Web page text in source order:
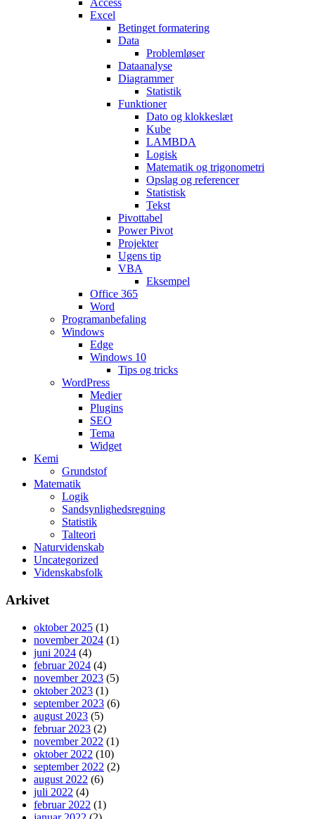
Access
Excel
Betinget formatering
Data
Problemløser
Dataanalyse
Diagrammer
Statistik
Funktioner
Dato og klokkeslæt
Kube
LAMBDA
Logisk
Matematik og trigonometri
Opslag og referencer
Statistisk
Tekst
Pivottabel
Power Pivot
Projekter
Ugens tip
VBA
Eksempel
Office 365
Word
Programanbefaling
Windows
Edge
Windows 10
Tips og tricks
WordPress
Medier
Plugins
SEO
Tema
Widget
Kemi
Grundstof
Matematik
Logik
Sandsynlighedsregning
Statistik
Talteori
Naturvidenskab
Uncategorized
Videnskabsfolk
Arkivet
oktober 2025 (1)
november 2024 (1)
juni 2024 (4)
februar 2024 (4)
november 2023 (5)
oktober 2023 (1)
september 2023 (6)
august 2023 (5)
februar 2023 (2)
november 2022 (1)
oktober 2022 (10)
september 2022 (2)
august 2022 (6)
juli 2022 (4)
februar 2022 (1)